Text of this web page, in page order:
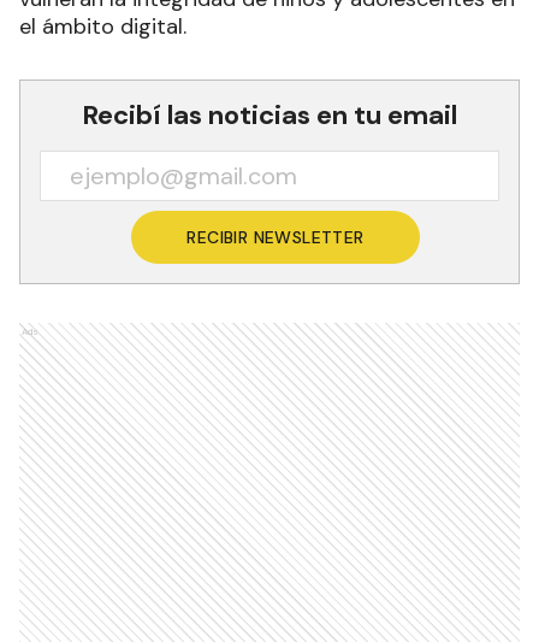
el ámbito digital.
Recibí las noticias en tu email
RECIBIR NEWSLETTER
Ads